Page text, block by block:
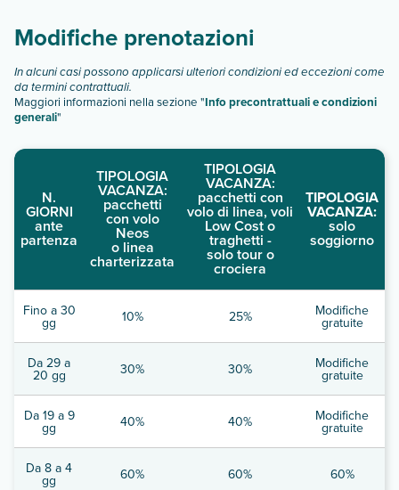
vista mare
Scopri tutti i dettagli nel paragrafo dedicato "
descrizione".
Modifiche prenotazioni
In alcuni casi possono applicarsi ulteriori condizioni ed eccezioni come
da termini contrattuali.
Maggiori informazioni nella sezione "Info precontrattuali e condizioni
generali"
N.
GIORNI
ante
partenza
TIPOLOGIA
VACANZA:
pacchetti
con volo
Neos
o linea
charterizzata
TIPOLOGIA
VACANZA:
pacchetti con
volo di linea, voli
Low Cost o
traghetti -
solo tour o
crociera
TIPOLOGIA
VACANZA:
solo
soggiorno
Fino a 30
gg 10% 25% Modifiche
gratuite
Da 29 a
20 gg 30% 30% Modifiche
gratuite
Da 19 a 9
gg 40% 40% Modifiche
gratuite
Da 8 a 4
gg 60% 60% 60%